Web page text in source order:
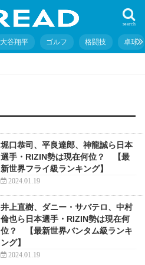
search
大谷翔平 ゴルフ 格闘技 卓球
堀口恭司、平良達郎、神龍誠ら日本
選手・RIZIN勢は現在何位？ 【最
新世界フライ級ランキング】
2024.01.19
井上直樹、ダニー・サバテロ、中村
倫也ら日本選手・RIZIN勢は現在何
位？ 【最新世界バンタム級ランキ
ング】
2024.01.19